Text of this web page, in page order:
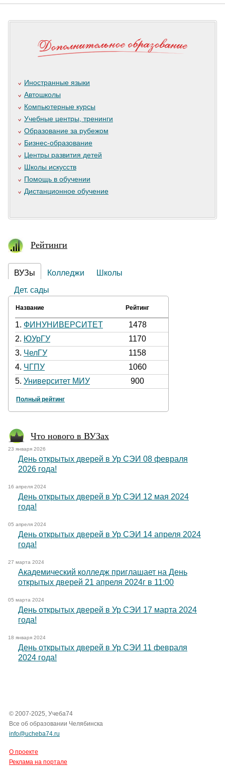
Иностранные языки
Автошколы
Компьютерные курсы
Учебные центры, тренинги
Образование за рубежом
Бизнес-образование
Центры развития детей
Школы искусств
Помощь в обучении
Дистанционное обучение
Рейтинги
ВУЗы Колледжи
Школы
Дет. сады
Название Рейтинг
1. ФИНУНИВЕРСИТЕТ
1478
2. ЮУрГУ
1170
3. ЧелГУ
1158
4. ЧГПУ
1060
5. Университет МИУ 900
Полный рейтинг
Что нового в ВУЗах
23 января 2026
День открытых дверей в Ур СЭИ 08 февраля
2026 года!
16 апреля 2024
День открытых дверей в Ур СЭИ 12 мая 2024
года!
05 апреля 2024
День открытых дверей в Ур СЭИ 14 апреля 2024
года!
27 марта 2024
Академический колледж приглашает на День
открытых дверей 21 апреля 2024г в 11:00
05 марта 2024
День открытых дверей в Ур СЭИ 17 марта 2024
года!
18 января 2024
День открытых дверей в Ур СЭИ 11 февраля
2024 года!
© 2007-2025, Учеба74
Все об образовании Челябинска
info@ucheba74.ru
О проекте
Реклама на портале